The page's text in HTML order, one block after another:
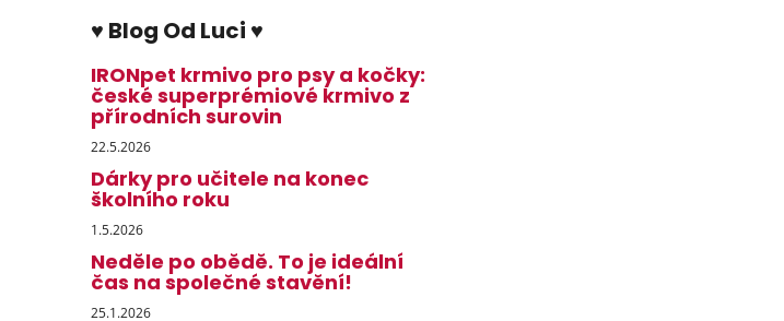
♥ Blog Od Luci ♥
IRONpet krmivo pro psy a kočky:
české superprémiové krmivo z
přírodních surovin
22.5.2026
Dárky pro učitele na konec
školního roku
1.5.2026
Neděle po obědě. To je ideální
čas na společné stavění!
25.1.2026